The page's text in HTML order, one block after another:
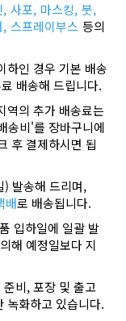
, 사포, 마스킹, 붓,
, 스프레이부스 등의
하인 경우 기본 배송
배송해 드립니다.
역의 추가 배송료는
송비'를 장바구니에
후 결제하시면 됩
) 발송해 드리며,
배로 배송됩니다.
입하일에 일괄 발
해 예정일보다 지
비, 포장 및 출고
녹화하고 있습니다.